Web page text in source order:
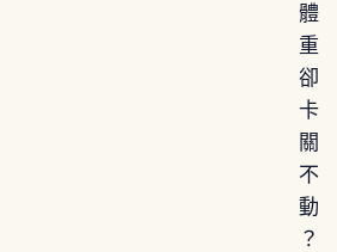
體
重
卻
卡
關
不
動
？